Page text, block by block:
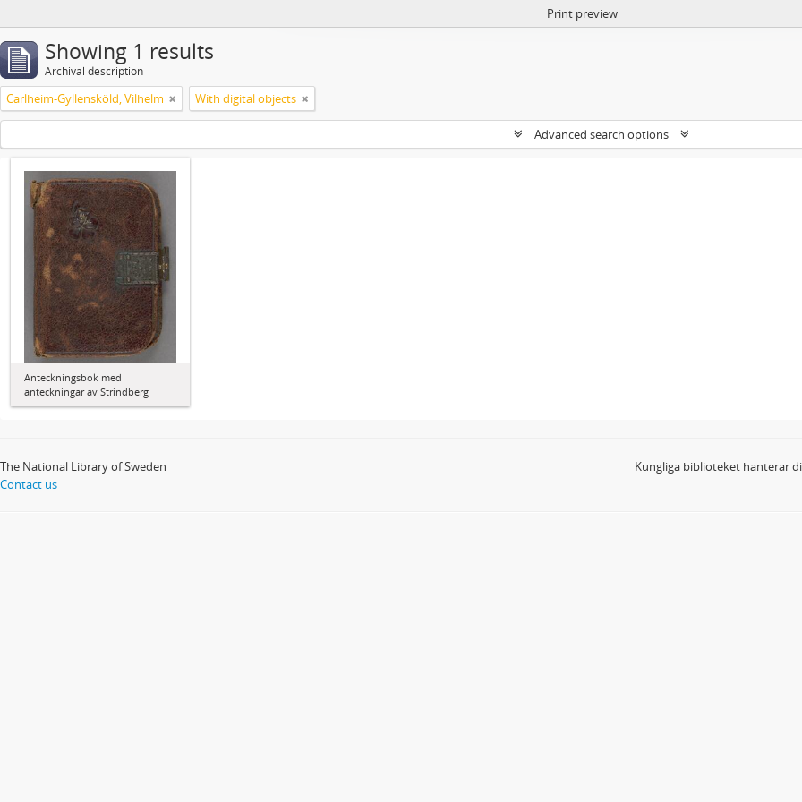
Print preview
Showing 1 results
Archival description
Carlheim-Gyllensköld, Vilhelm With digital objects
Advanced search options
Anteckningsbok med
anteckningar av Strindberg
The National Library of Sweden
Contact us
Kungliga biblioteket hanterar